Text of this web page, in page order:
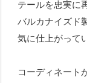
テールを忠実に
バルカナイズド
気に仕上がって
コーディネート